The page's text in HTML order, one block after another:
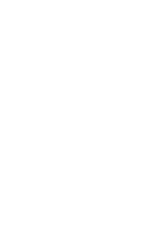
um
benutze